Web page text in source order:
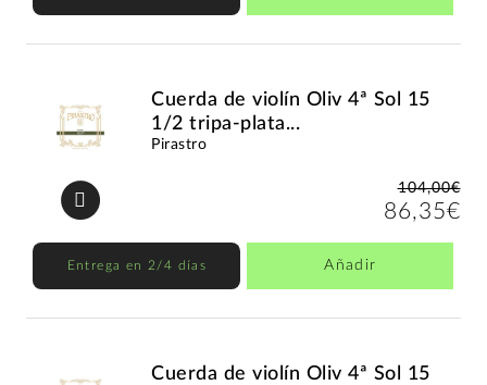
Cuerda de violín Oliv 4ª Sol 15
1/2 tripa-plata...
Pirastro
104,00€
86,35€
Entrega en 2/4 días Añadir
Cuerda de violín Oliv 4ª Sol 15